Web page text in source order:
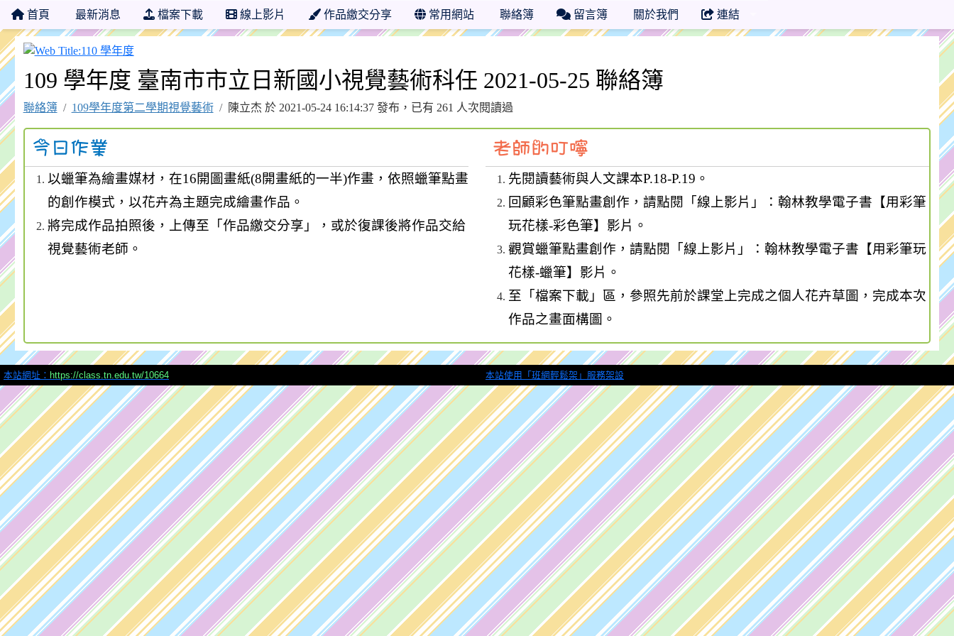
首頁 最新消息 檔案下載 線上影片 作品繳交分享 常用網站 聯絡簿 留言簿 關於我們 連結
110 學年度
109 學年度 臺南市市立日新國小視覺藝術科任 2021-05-25 聯絡簿
聯絡簿 109學年度第二學期視覺藝術 陳立杰 於 2021-05-24 16:14:37 發布，已有 261 人次閱讀過
以蠟筆為繪畫媒材，在16開圖畫紙(8開畫紙的一半)作畫 ， 依照蠟筆點畫
的創作模式，以花卉為主題完成繪畫作品。
將完成作品拍照後，上傳至「作品繳交分享」
，或於復課後將作品交給
視覺藝術老師。
先閱讀藝術與人文課本P.18-P.19 。
回顧彩色筆點畫創作，請點閱「線上影片」： 翰林教學電子書【用彩筆
玩花樣-彩色筆】影片。
觀賞蠟筆點畫創作，請點閱「線上影片」：翰林教學電子書【用彩筆玩
花樣-蠟筆】影片。
至「檔案下載」區，參照先前於課堂上完成之個人花卉草圖，完成本次
作品之畫面構圖。
本站網址： https://class.tn.edu.tw/10664 本站使用「班網輕鬆架」服務架設